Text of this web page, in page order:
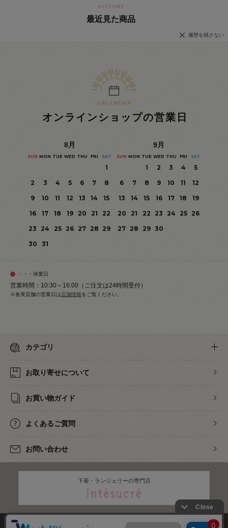
最近見た商品
履歴を残さない
オンラインショップの営業日
8月
SUN MON TUE WED THU FRI SAT
1
2
3 4 5 6 7
8
9
10 11 12 13 14
15
16
17 18 19 20 21
22
23
24 25 26 27 28 29
30
31
9月
SUN MON TUE WED THU FRI SAT
1 2 3 4
5
6
7 8 9 10 11
12
13
14 15 16 17 18
19
20
21 22 23 24 25
26
27 28 29 30
・・・休業日
営業時間：10:30～16:00（ご注文は24時間受付）
※各実店舗の営業日は 店舗情報をご覧ください。
カテゴリ
お取り寄せについて
お買い物ガイド
よくあるご質問
お問い合わせ
下着・ランジェリーの専門店